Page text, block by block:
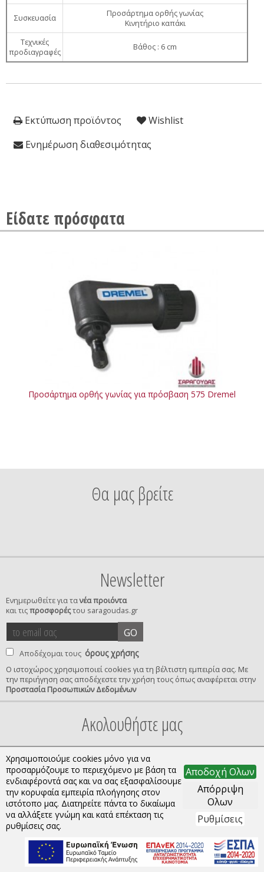
Συσκευασία
Προσάρτημα ορθής γωνίας
Κινητήριο καπάκι
Τεχνικές
προδιαγραφές
Βάθος : 6 cm
Εκτύπωση προϊόντος
Wishlist
Ενημέρωση διαθεσιμότητας
Είδατε πρόσφατα
Προσάρτημα ορθής γωνίας για πρόσβαση 575 Dremel
Θα μας βρείτε
Newsletter
Ενημερωθείτε για τανέα προιόντα
και τιςπροσφορέςτου saragoudas.gr
το
email
σας
GO
Αποδέχομαι τους όρους χρήσης
Ο ιστοχώρος χρησιμοποιεί cookies για τη βέλτιστη εμπειρία σας. Με
την περιήγηση σας αποδέχεστε την χρήση τους όπως αναφέρεται στην
Προστασία Προσωπικών Δεδομένων
confirmation
Ακολουθήστε μας
Copyright © 2026 saragoudas.gr. All rights reserved.
Χρησιμοποιούμε cookies μόνο για να
προσαρμόζουμε το περιεχόμενο με βάση τα
ενδιαφέροντά σας και να σας εξασφαλίσουμε
την κορυφαία εμπειρία πλοήγησης στον
ιστότοπο μας. Διατηρείτε πάντα το δικαίωμα
να αλλάξετε γνώμη και κατά επέκταση τις
ρυθμίσεις σας.
Αποδοχή Ολων
Απόρριψη
Ολων
Ρυθμίσεις